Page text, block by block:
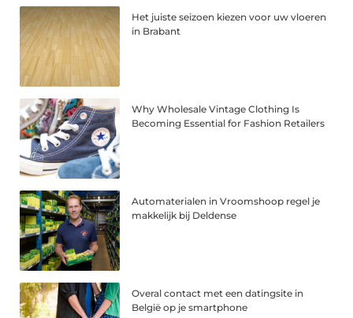
Het juiste seizoen kiezen voor uw vloeren
in Brabant
Why Wholesale Vintage Clothing Is
Becoming Essential for Fashion Retailers
Automaterialen in Vroomshoop regel je
makkelijk bij Deldense
Overal contact met een datingsite in
België op je smartphone